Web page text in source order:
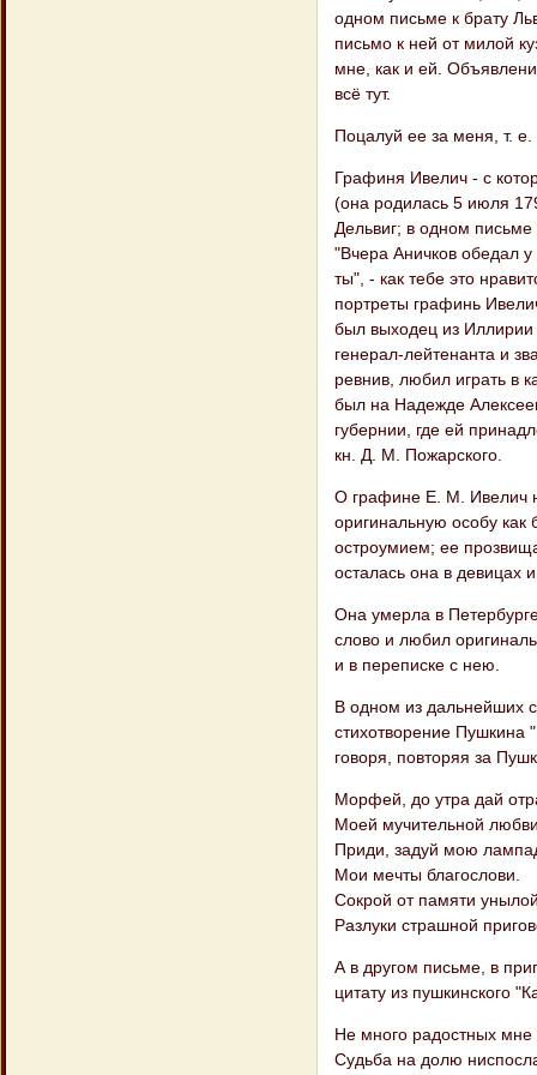
одном письме к брату
письмо к ней от милой
мне, как и ей.
всё тут.
Поцалуй ее за меня, т.
Графиня Ивелич - с
(она родилась 5 июля
Дельвиг; в одном
"Вчера Аничков обедал
ты", - как тебе это
портреты графинь
был выходец из Иллирии
генерал-лейтенанта и
ревнив, любил играть в
был на Надежде
губернии, где ей
кн. Д. М. Пожарского.
О графине Е. М. Ивелич
оригинальную особу
остроумием; ее
осталась она в девицах
Она умерла в
слово и любил
и в переписке с нею.
В одном из дальнейших
стихотворение
говоря, повторяя за
Морфей, до утра дай
Моей мучительной
Приди, задуй мою
Мои мечты благослови.
Сокрой от памяти
Разлуки страшной
А в другом письме, в
цитату из пушкинского
Не много радостных мне
Судьба на долю